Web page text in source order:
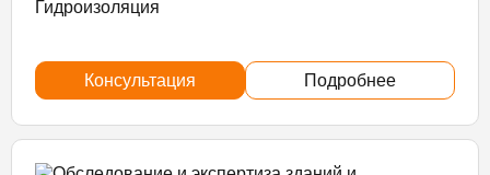
Гидроизоляция
Консультация Подробнее